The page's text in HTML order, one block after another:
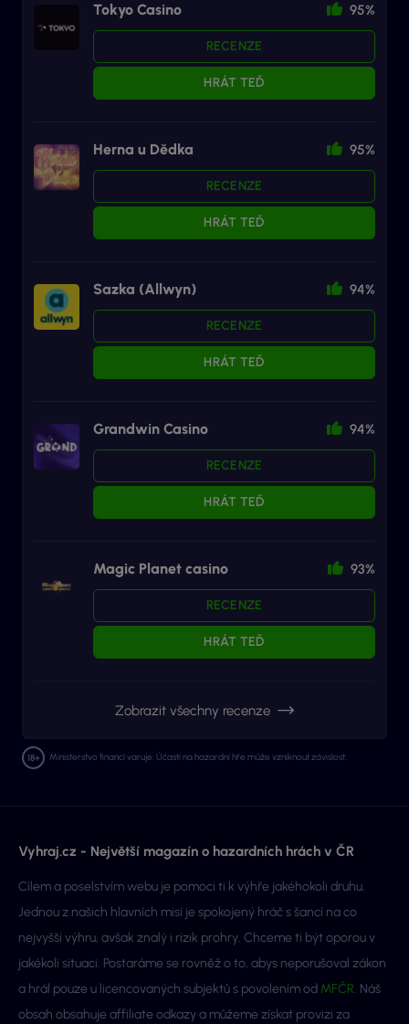
Tokyo Casino 95%
RECENZE
HRÁT TEĎ
Herna u Dědka 95%
RECENZE
HRÁT TEĎ
Sazka (Allwyn) 94%
RECENZE
HRÁT TEĎ
Grandwin Casino 94%
RECENZE
HRÁT TEĎ
Magic Planet casino 93%
RECENZE
HRÁT TEĎ
Zobrazit všechny recenze
Ministerstvo financí varuje: Účastí na hazardní hře může vzniknout závislost.
Vyhraj.cz - Největší magazín o hazardních hrách v ČR
Cílem a poselstvím webu je pomoci ti k výhře jakéhokoli druhu.
Jednou z našich hlavních misí je spokojený hráč s šancí na co
nejvyšší výhru, avšak znalý i rizik prohry. Chceme ti být oporou v
jakékoli situaci. Postaráme se rovněž o to, abys neporušoval zákon
a hrál pouze u licencovaných subjektů s povolením od MFČR. Náš
obsah obsahuje affiliate odkazy a můžeme získat provizi za